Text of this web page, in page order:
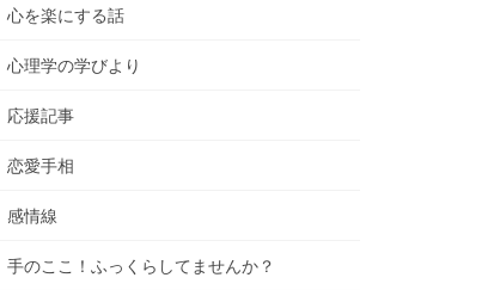
心を楽にする話
心理学の学びより
応援記事
恋愛手相
感情線
手のここ！ふっくらしてませんか？